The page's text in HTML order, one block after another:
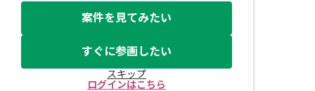
案件を見てみたい
すぐに参画したい
スキップ
ログインはこちら